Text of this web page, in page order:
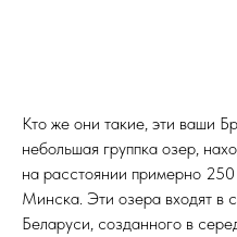
Кто же они такие, эти ваши
небольшая группка озер,
на расстоянии примерно
Минска. Эти озера входят в
Беларуси, созданного в